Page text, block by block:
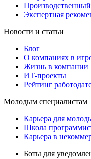
Экспертная
Новости и статьи
Блог
О компаниях в
Жизнь в компании
ИТ-проекты
Рейтинг
Молодым специалистам
Карьера для
Школа
Карьера в
Боты для